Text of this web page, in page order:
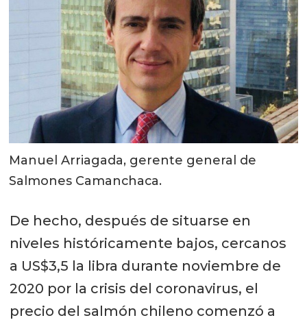
Manuel Arriagada, gerente general de
Salmones Camanchaca.
De hecho, después de situarse en
niveles históricamente bajos, cercanos
a US$3,5 la libra durante noviembre de
2020 por la crisis del coronavirus, el
precio del salmón chileno comenzó a